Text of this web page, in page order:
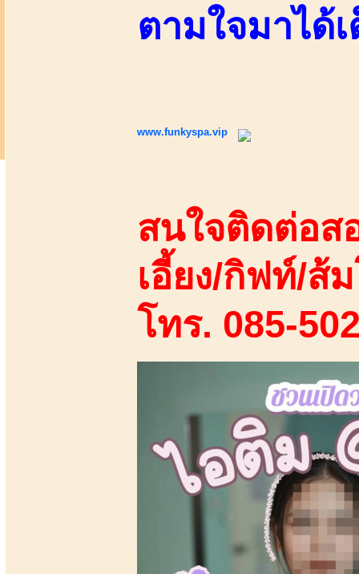
ตามใจมาได้
www.funkyspa.vip
สนใจติดต่อส
เอี้ยง/กิฟท์/ส้
โทร. 085-